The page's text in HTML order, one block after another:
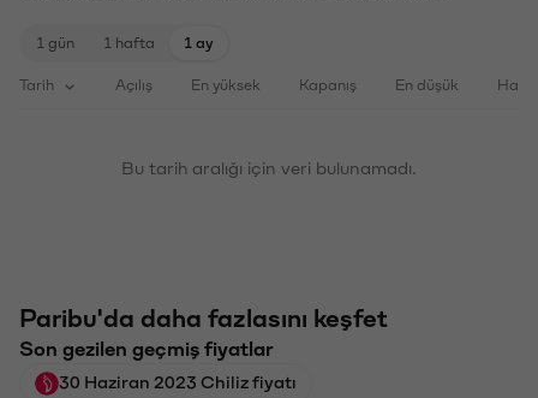
1 gün 1 hafta 1 ay
Tarih Açılış En yüksek Kapanış En düşük
Bu tarih aralığı için veri bulunamadı.
Paribu'da daha fazlasını keşfet
Son gezilen geçmiş fiyatlar
30 Haziran 2023 Chiliz fiyatı